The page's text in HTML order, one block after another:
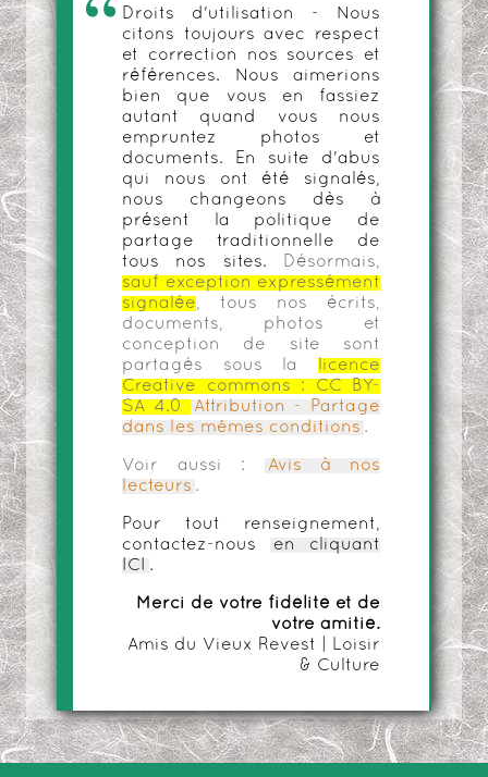
Droits d'utilisation - Nous
citons toujours avec respect
et correction nos sources et
références. Nous aimerions
bien que vous en fassiez
autant quand vous nous
empruntez photos et
documents. En suite d'abus
qui nous ont été signalés,
nous changeons dès à
présent la politique de
partage traditionnelle de
tous nos sites.
Désormais,
sauf exception expressément
signalée, tous nos écrits,
documents, photos et
conception de site sont
partagés sous la
licence
Creative commons :
CC BY-
SA 4.0
Attribution - Partage
dans les mêmes conditions .
Voir aussi :
Avis à nos
lecteurs .
Pour tout renseignement,
contactez-nous
en cliquant
ICI
.
Merci de votre fidélité et de
votre amitié.
Amis du Vieux Revest | Loisir
& Culture